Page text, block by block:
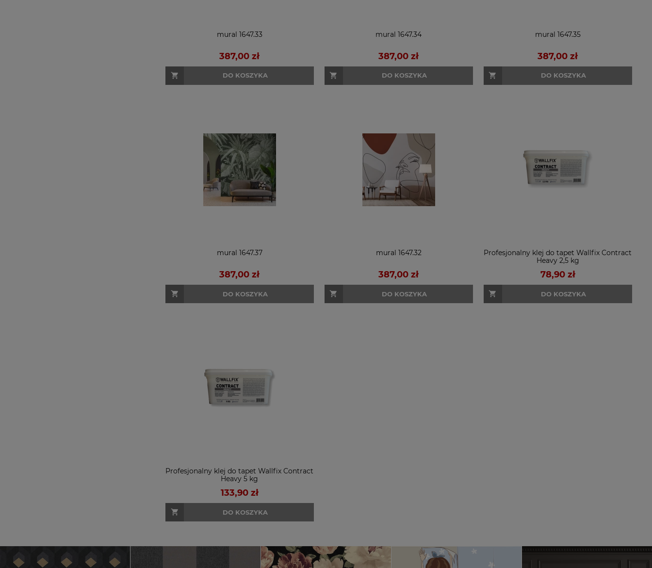
mural 1647.33
387,00 zł
DO KOSZYKA
mural 1647.34
387,00 zł
DO KOSZYKA
mural 1647.35
387,00 zł
DO KOSZYKA
mural 1647.37
387,00 zł
DO KOSZYKA
mural 1647.32
387,00 zł
DO KOSZYKA
Profesjonalny klej do tapet Wallfix Contract
Heavy 2,5 kg
78,90 zł
DO KOSZYKA
Profesjonalny klej do tapet Wallfix Contract
Heavy 5 kg
133,90 zł
DO KOSZYKA